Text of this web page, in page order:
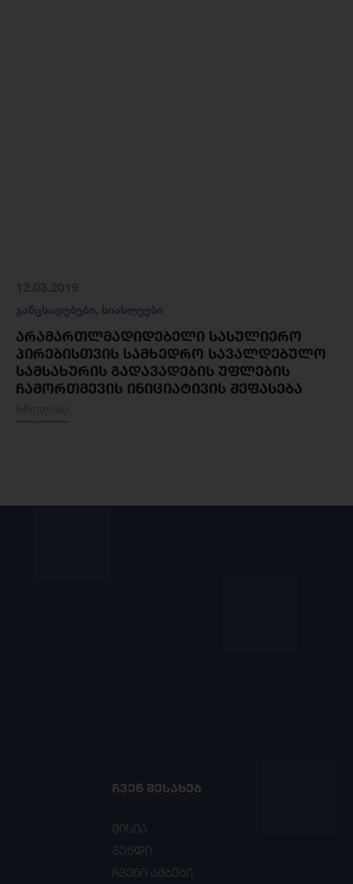
განცხადებები, სიახლეები
ᲐᲠᲐᲛᲐᲠᲗᲚᲛᲐᲓᲘᲓᲔᲑᲔᲚᲘ ᲡᲐᲡᲣᲚᲘᲔᲠᲝ
ᲞᲘᲠᲔᲑᲘᲡᲗᲕᲘᲡ ᲡᲐᲛᲮᲔᲓᲠᲝ ᲡᲐᲕᲐᲚᲓᲔᲑᲣᲚᲝ
ᲡᲐᲛᲡᲐᲮᲣᲠᲘᲡ ᲒᲐᲓᲐᲕᲐᲓᲔᲑᲘᲡ ᲣᲤᲚᲔᲑᲘᲡ
ᲩᲐᲛᲝᲠᲗᲛᲔᲕᲘᲡ ᲘᲜᲘᲪᲘᲐᲢᲘᲕᲘᲡ ᲨᲔᲤᲐᲡᲔᲑᲐ
სრულად
ᲩᲕᲔᲜ ᲨᲔᲡᲐᲮᲔᲑ
მისია
გუნდი
ჩვენი ამბები